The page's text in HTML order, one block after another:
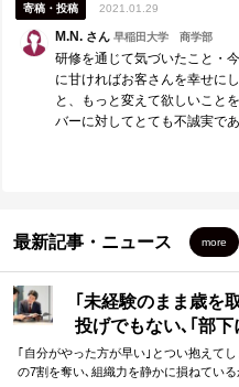
寄稿・投稿 2021.01.29
M.N. さん 早稲田大学 商学部
研修を通じて気づいたこと・
に甘ければお客さんを幸せに
と、もっと変えて欲しいこと
バーに対してとても不誠実で
最新記事・ニュース more
｢未経験のまま歳を
投げでもない､｢部
になる方法
｢自分がやった方が早い｣とつい抱えて
の7割を奪い､組織力を静かに損ねている